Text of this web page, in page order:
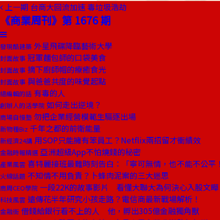
上一期 台商大回流加速 毒垃圾浩劫
《商業周刊》第 1676 期
發現酷建築 外星飛碟降臨藝術大學
封面故事 冠軍麵包師的口袋美食
封面故事 摘下廚師帽的療癒食光
封面故事 與爸爸共度的味覺起點
總編輯的話 有毒的人
創辦人的活學院 如何走出逆境？
商場自慢塾 勿把企業經營模範生驅逐出場
新物種Biz 千年之都的前衛能量
新經濟24講 用SOP只能擁有笨員工？Netflix兩招留才衝績效
金融時報精選 亞洲超級App不怕燒錢的秘密
產業風雲 喜特麗接班最難時刻告白：「寧可無情，也不能不公平
火線話題 不知情不用負責？卜蜂肉泥案的三大迷思
商周CEO學院 一段22K的故事影片 看懂大聯大為何決心入股文曄
科技風雲 遠傳花半年研究小孩走路？電信商最新戰場解析！
金融街 借錢給銀行看不上的人 他，孵出305億金融獨角獸